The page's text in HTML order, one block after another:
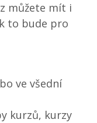
můžete mít i
to bude pro
ve všední
kurzů, kurzy